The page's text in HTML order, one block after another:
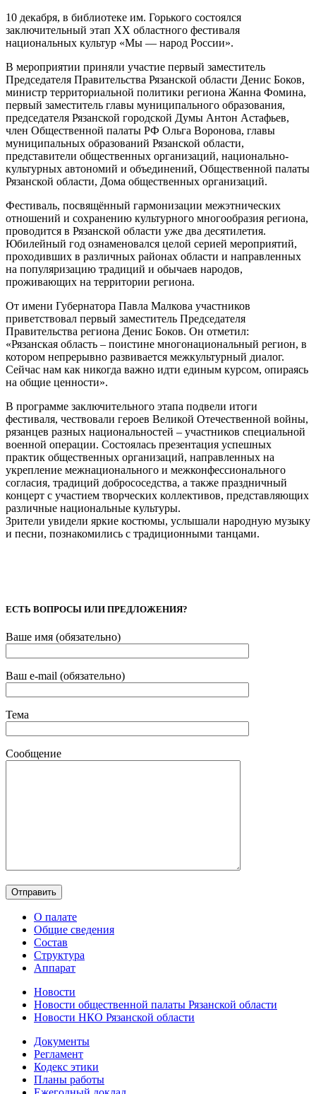
10 декабря, в библиотеке им. Горького состоялся
заключительный этап XX областного фестиваля
национальных культур «Мы — народ России».
В мероприятии приняли участие первый заместитель
Председателя Правительства Рязанской области Денис Боков,
министр территориальной политики региона Жанна Фомина,
первый заместитель главы муниципального образования,
председателя Рязанской городской Думы Антон Астафьев,
член Общественной палаты РФ Ольга Воронова, главы
муниципальных образований Рязанской области,
представители общественных организаций, национально-
культурных автономий и объединений, Общественной палаты
Рязанской области, Дома общественных организаций.
Фестиваль, посвящённый гармонизации межэтнических
отношений и сохранению культурного многообразия региона,
проводится в Рязанской области уже два десятилетия.
Юбилейный год ознаменовался целой серией мероприятий,
проходивших в различных районах области и направленных
на популяризацию традиций и обычаев народов,
проживающих на территории региона.
От имени Губернатора Павла Малкова участников
приветствовал первый заместитель Председателя
Правительства региона Денис Боков. Он отметил:
«Рязанская область – поистине многонациональный регион, в
котором непрерывно развивается межкультурный диалог.
Сейчас нам как никогда важно идти единым курсом, опираясь
на общие ценности».
В программе заключительного этапа подвели итоги
фестиваля, чествовали героев Великой Отечественной войны,
рязанцев разных национальностей – участников специальной
военной операции. Состоялась презентация успешных
практик общественных организаций, направленных на
укрепление межнационального и межконфессионального
согласия, традиций добрососедства, а также праздничный
концерт с участием творческих коллективов, представляющих
различные национальные культуры.
Зрители увидели яркие костюмы, услышали народную музыку
и песни, познакомились с традиционными танцами.
ЕСТЬ ВОПРОСЫ ИЛИ ПРЕДЛОЖЕНИЯ?
Ваше имя (обязательно)
Ваш e-mail (обязательно)
Тема
Сообщение
О палате
Общие сведения
Состав
Структура
Аппарат
Новости
Новости общественной палаты Рязанской области
Новости НКО Рязанской области
Документы
Регламент
Кодекс этики
Планы работы